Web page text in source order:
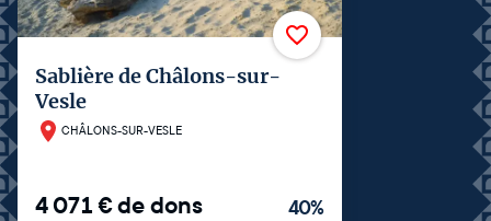
Sablière de Châlons-sur-
Vesle​
CHÂLONS-SUR-VESLE
4 071€de dons 40%